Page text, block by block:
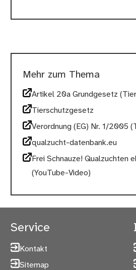
Mehr zum Thema
Artikel 20a Grundgesetz
Tierschutzgesetz
Verordnung (EG) Nr. 1/2005
qualzucht-datenbank.eu
Frei Schnauze! Qualzuchten
(YouTube-Video)
Service
Kontakt
Sitemap